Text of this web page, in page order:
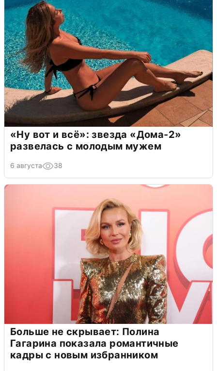
«Ну вот и всё»: звезда «Дома-2»
развелась с молодым мужем
6 августа 38
Больше не скрывает: Полина
Гагарина показала романтичные
кадры с новым избранником